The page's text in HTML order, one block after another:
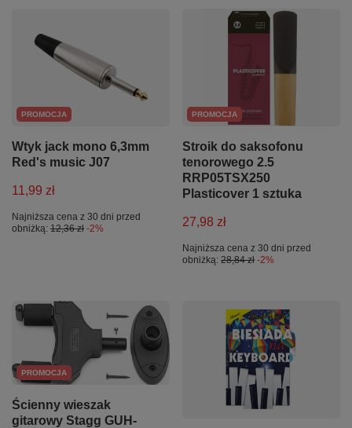
PROMOCJA
Wtyk jack mono 6,3mm
Red's music J07
11,99 zł
Najniższa cena z 30 dni przed
obniżką: 12,36 zł -2%
PROMOCJA
Stroik do saksofonu
tenorowego 2.5
RRP05TSX250
Plasticover 1 sztuka
27,98 zł
Najniższa cena z 30 dni przed
obniżką: 28,84 zł -2%
PROMOCJA
Ścienny wieszak
gitarowy Stagg GUH-